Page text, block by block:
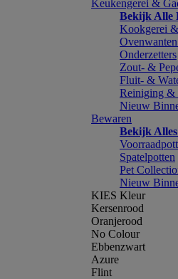
Keukengerei &
Bekijk Alle
Kookgerei
Onderzetters
Zout- &
Fluit- &
Reiniging &
Nieuw
Bewaren
Bekijk
Spatelpotten
Pet
Nieuw
KIES Kleur
Kersenrood
Oranjerood
No Colour
Ebbenzwart
Azure
Flint